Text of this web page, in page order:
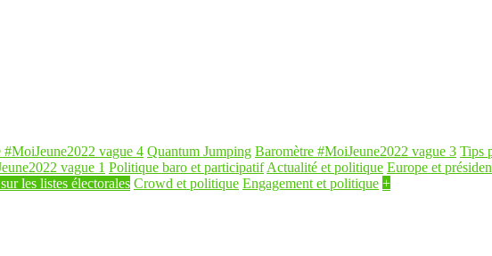
#MoiJeune2022 vague 4 Quantum Jumping Baromètre #MoiJeune2022 vague 3 Tips
vague 1 Politique baro et participatif Actualité et politique Europe et
les listes électorales Crowd et politique Engagement et politique +